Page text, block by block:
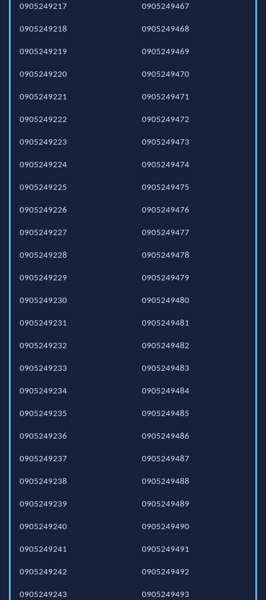
0905249217
0905249218
0905249219
0905249220
0905249221
0905249222
0905249223
0905249224
0905249225
0905249226
0905249227
0905249228
0905249229
0905249230
0905249231
0905249232
0905249233
0905249234
0905249235
0905249236
0905249237
0905249238
0905249239
0905249240
0905249241
0905249242
0905249243
0905249467
0905249468
0905249469
0905249470
0905249471
0905249472
0905249473
0905249474
0905249475
0905249476
0905249477
0905249478
0905249479
0905249480
0905249481
0905249482
0905249483
0905249484
0905249485
0905249486
0905249487
0905249488
0905249489
0905249490
0905249491
0905249492
0905249493